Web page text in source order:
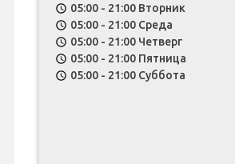
schedule 05:00 - 21:00 Вторник
schedule 05:00 - 21:00 Среда
schedule 05:00 - 21:00 Четверг
schedule 05:00 - 21:00 Пятница
schedule 05:00 - 21:00 Суббота